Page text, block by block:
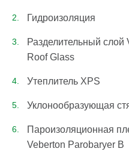
Гидроизоляция
Разделительный слой
Roof Glass
Утеплитель XPS
Уклонообразующая
Пароизоляционная
Veberton Parobaryer B